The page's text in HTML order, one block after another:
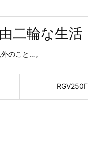
二輪な生活
のこと…。
RGV250Γ